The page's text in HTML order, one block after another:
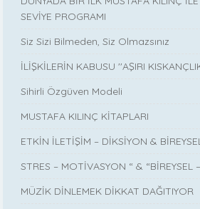
SEVİYE PROGRAMI
Siz Sizi Bilmeden, Siz Olmazsınız
İLİŞKİLERİN KABUSU ''AŞIRI
Sihirli Özgüven Modeli
MUSTAFA KILINÇ KİTAPLARI
ETKİN İLETİŞİM – DİKSİYON &
STRES – MOTİVASYON “ & “BİREYSEL
MÜZİK DİNLEMEK DİKKAT DAĞITIYOR